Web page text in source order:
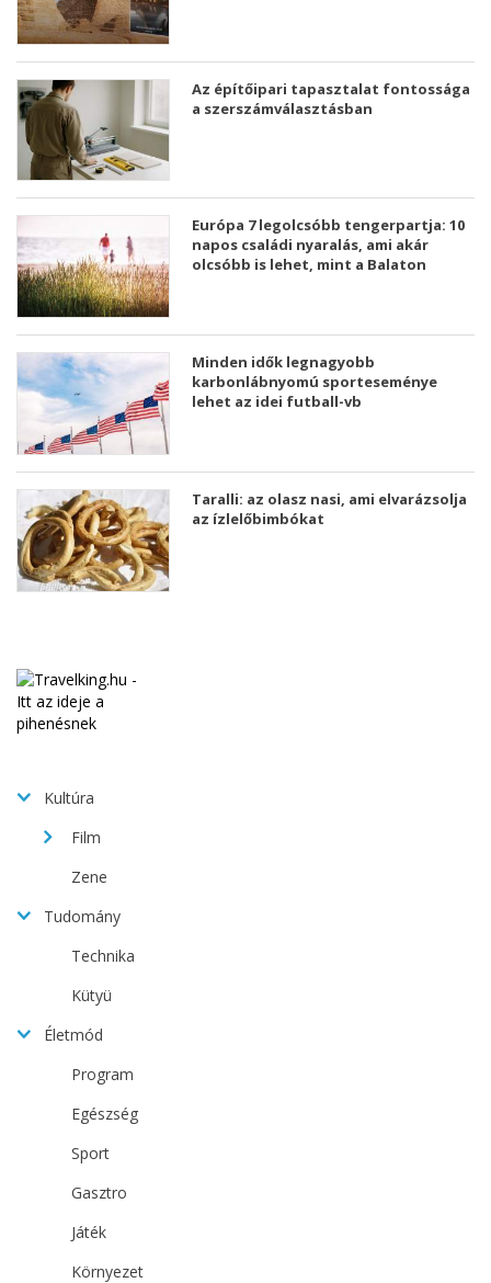
Az építőipari tapasztalat fontossága
a szerszámválasztásban
Európa 7 legolcsóbb tengerpartja: 10
napos családi nyaralás, ami akár
olcsóbb is lehet, mint a Balaton
Minden idők legnagyobb
karbonlábnyomú sporteseménye
lehet az idei futball-vb
Taralli: az olasz nasi, ami elvarázsolja
az ízlelőbimbókat
Kultúra
Film
Zene
Tudomány
Technika
Kütyü
Életmód
Program
Egészség
Sport
Gasztro
Játék
Környezet